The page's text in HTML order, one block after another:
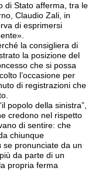
di Stato afferma, tra le
Claudio Zali, in
di esprimersi
la consigliera di
la posizione del
che si possa
l’occasione per
di registrazioni che
popolo della sinistra”,
credono nel rispetto
di sentire: che
chiunque
se pronunciate da un
da parte di un
propria ferma